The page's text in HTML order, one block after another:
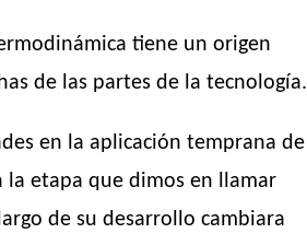
tiene un origen
de las partes de la tecnología.
en la aplicación temprana de
la etapa que dimos en llamar
de su desarrollo cambiara